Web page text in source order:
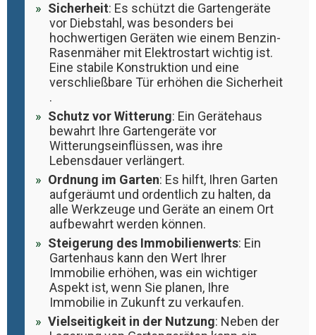
Sicherheit: Es schützt die Gartengeräte
vor Diebstahl, was besonders bei
hochwertigen Geräten wie einem Benzin-
Rasenmäher mit Elektrostart wichtig ist.
Eine stabile Konstruktion und eine
verschließbare Tür erhöhen die Sicherheit​​
.
Schutz vor Witterung: Ein Gerätehaus
bewahrt Ihre Gartengeräte vor
Witterungseinflüssen, was ihre
Lebensdauer verlängert​​.
Ordnung im Garten: Es hilft, Ihren Garten
aufgeräumt und ordentlich zu halten, da
alle Werkzeuge und Geräte an einem Ort
aufbewahrt werden können​​.
Steigerung des Immobilienwerts: Ein
Gartenhaus kann den Wert Ihrer
Immobilie erhöhen, was ein wichtiger
Aspekt ist, wenn Sie planen, Ihre
Immobilie in Zukunft zu verkaufen​​.
Vielseitigkeit in der Nutzung: Neben der